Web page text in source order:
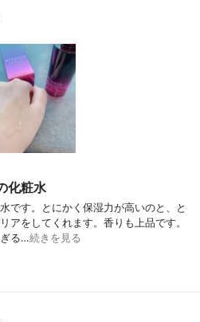
化粧水
です。とにかく保湿力が高いのと、と
アをしてくれます。香りも上品です。
る…続きを見る